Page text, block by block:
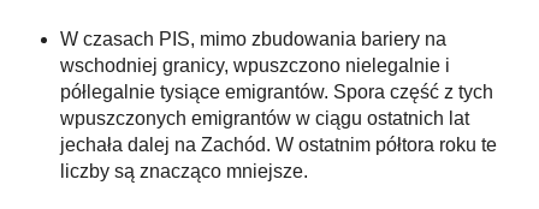
W czasach PIS, mimo zbudowania bariery na
wschodniej granicy, wpuszczono nielegalnie i
półlegalnie tysiące emigrantów. Spora część z tych
wpuszczonych emigrantów w ciągu ostatnich lat
jechała dalej na Zachód. W ostatnim półtora roku te
liczby są znacząco mniejsze.